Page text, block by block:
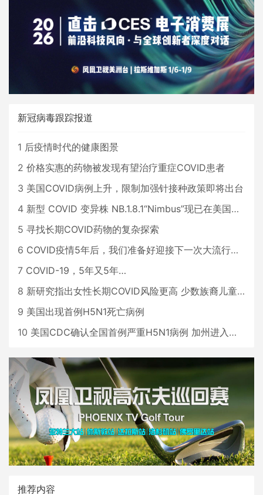
新冠病毒跟踪报道
1 后疫情时代的健康图景
2 价格实惠的药物被发现有望治疗重症COVID患者
3 美国COVID病例上升，限制加强针接种政策即将出台
4 新型 COVID 变异株 NB.1.8.1“Nimbus”现已在美国占据主导地位
5 寻找长期COVID药物的复杂探索
6 COVID疫情5年后，我们准备好迎接下一次大流行了吗？
7 COVID-19，5年又5年…
8 新研究指出女性长期COVID风险更高 少数族裔儿童存在差异
9 美国出现首例H5N1死亡病例
10 美国CDC确认全国首例严重H5N1病例 加州进入紧急状态
推荐内容